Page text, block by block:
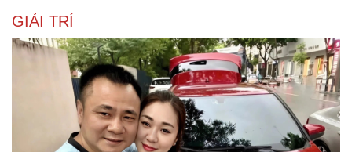
GIẢI TRÍ